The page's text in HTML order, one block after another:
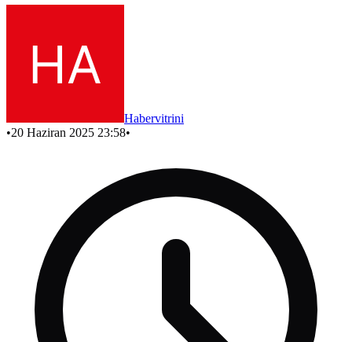
Habervitrini
•20 Haziran 2025 23:58•